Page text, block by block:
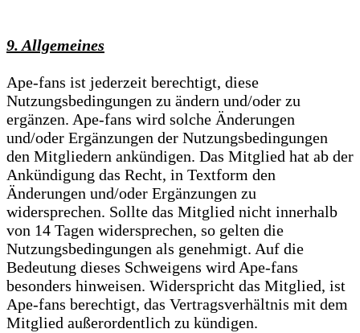
9. Allgemeines
Ape-fans ist jederzeit berechtigt, diese
Nutzungsbedingungen zu ändern und/oder zu
ergänzen. Ape-fans wird solche Änderungen
und/oder Ergänzungen der Nutzungsbedingungen
den Mitgliedern ankündigen. Das Mitglied hat ab der
Ankündigung das Recht, in Textform den
Änderungen und/oder Ergänzungen zu
widersprechen. Sollte das Mitglied nicht innerhalb
von 14 Tagen widersprechen, so gelten die
Nutzungsbedingungen als genehmigt. Auf die
Bedeutung dieses Schweigens wird Ape-fans
besonders hinweisen. Widerspricht das Mitglied, ist
Ape-fans berechtigt, das Vertragsverhältnis mit dem
Mitglied außerordentlich zu kündigen.